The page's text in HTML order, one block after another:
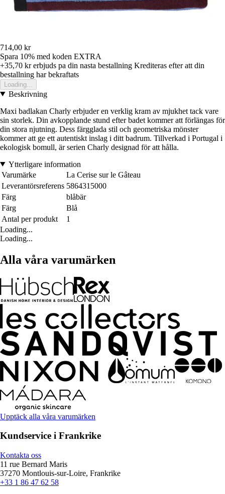
714,00 kr
Spara 10% med koden EXTRA
+35,70 krerbjuds pa din nasta bestallning Krediteras efter att din
bestallning har bekraftats
Loading...
Beskrivning
Maxi badlakan Charly erbjuder en verklig kram av mjukhet tack vare
sin storlek. Din avkopplande stund efter badet kommer att förlängas för
din stora njutning. Dess färgglada stil och geometriska mönster
kommer att ge ett autentiskt inslag i ditt badrum. Tillverkad i Portugal i
ekologisk bomull, är serien Charly designad för att hålla.
Ytterligare information
Varumärke
La Cerise sur le Gâteau
Leverantörsreferens 5864315000
Färg
blåbär
Färg
Blå
Antal per produkt
1
Loading...
Loading...
Alla våra varumärken
Upptäck alla våra varumärken
Kundservice i Frankrike
Kontakta oss
11 rue Bernard Maris
37270 Montlouis-sur-Loire, Frankrike
+33 1 86 47 62 58